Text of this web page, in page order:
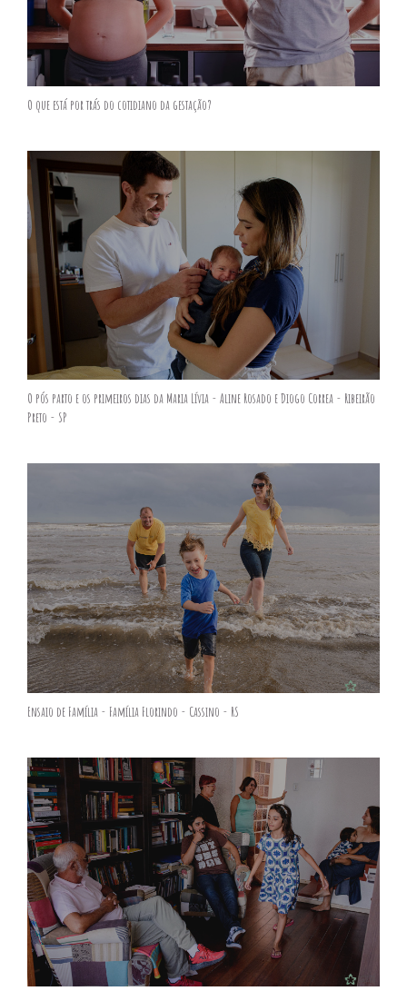
O que está por trás do cotidiano da gestação?
O pós parto e os primeiros dias da Maria Lívia - Aline Rosado e Diogo Correa - Ribeirão
Preto - SP
Ensaio de Família - Família Florindo - Cassino - RS